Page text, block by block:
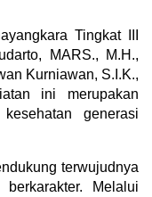
Tingkat III
MARS., M.H.,
Kurniawan, S.I.K.,
ini merupakan
generasi
terwujudnya
Melalui